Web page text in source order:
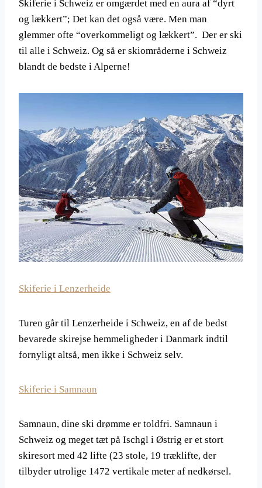
Skiferie i Schweiz er omgærdet med en aura af “dyrt
og lækkert”; Det kan det også være. Men man
glemmer ofte “overkommeligt og lækkert”. Der er ski
til alle i Schweiz. Og så er skiområderne i Schweiz
blandt de bedste i Alperne!
Skiferie i Lenzerheide
Turen går til Lenzerheide i Schweiz, en af de bedst
bevarede skirejse hemmeligheder i Danmark indtil
fornyligt altså, men ikke i Schweiz selv.
Skiferie i Samnaun
Samnaun, dine ski drømme er toldfri. Samnaun i
Schweiz og meget tæt på Ischgl i Østrig er et stort
skiresort med 42 lifte (23 stole, 19 træklifte, der
tilbyder utrolige 1472 vertikale meter af nedkørsel.